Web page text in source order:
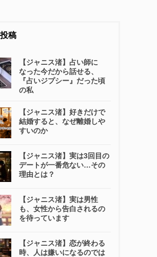
稿
【ジャニス渚】占い師に
なった今だから話せる、
『占いジプシー』だった頃
の私
【ジャニス渚】好きだけで
結婚すると、なぜ離婚しや
すいのか
【ジャニス渚】実は3回目の
デートが一番危ない…その
理由とは？
【ジャニス渚】実は男性
も、女性から告白されるの
を待っています
【ジャニス渚】恋が終わる
時、人は嫌いになるのでは